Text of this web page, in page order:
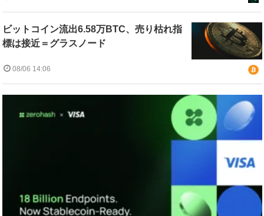
ビットコイン流出6.58万BTC、売り枯れ指
標は接近＝グラスノード
08/06 14:06